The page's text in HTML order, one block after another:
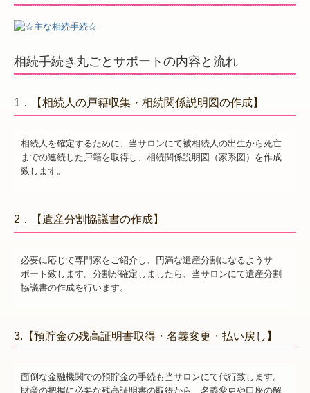
相続税申告サービスの流れ
サイトマップ
相続手続き丸ごとサポートの内容と流れ
1． 【相続人の戸籍収集・相続関係説明図の作成】
相続人を確定するために、当サロンにて被相続人の出生から死亡
までの連続した戸籍を取得し、相続関係説明図（家系図）を作成
致します。
2．【遺産分割協議書の作成】
必要に応じて専門家をご紹介し、円満な遺産分割になるようサ
ポート致します。分割が確定しましたら、当サロンにて遺産分割
協議書の作成を行います。
3.【預貯金の残高証明書取得・名義変更・払い戻し】
面倒な金融機関での預貯金の手続も当サロンにて代行致します。
財産の把握に必要な残高証明書の取得から、名義変更や口座の解